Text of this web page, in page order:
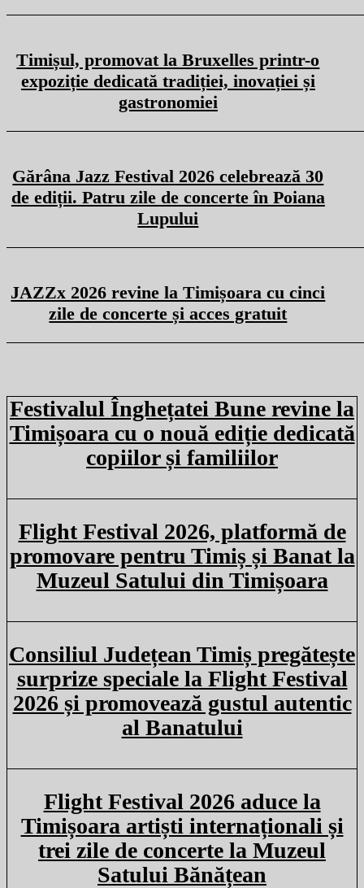
Timișul, promovat la Bruxelles printr-o
expoziție dedicată tradiției, inovației și
gastronomiei
Gărâna Jazz Festival 2026 celebrează 30
de ediții. Patru zile de concerte în Poiana
Lupului
JAZZx 2026 revine la Timișoara cu cinci
zile de concerte și acces gratuit
Festivalul Înghețatei Bune revine la
Timișoara cu o nouă ediție dedicată
copiilor și familiilor
Flight Festival 2026, platformă de
promovare pentru Timiș și Banat la
Muzeul Satului din Timișoara
Consiliul Județean Timiș pregătește
surprize speciale la Flight Festival
2026 și promovează gustul autentic
al Banatului
Flight Festival 2026 aduce la
Timișoara artiști internaționali și
trei zile de concerte la Muzeul
Satului Bănățean